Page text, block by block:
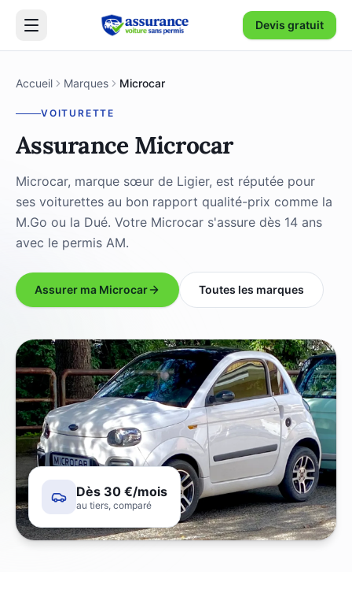
Devis gratuit
Accueil Marques Microcar
VOITURETTE
Assurance Microcar
Microcar, marque sœur de Ligier, est réputée pour
ses voiturettes au bon rapport qualité-prix comme la
M.Go ou la Dué. Votre Microcar s'assure dès 14 ans
avec le permis AM.
Assurer ma Microcar Toutes les marques
Dès 30 €/mois
au tiers, comparé